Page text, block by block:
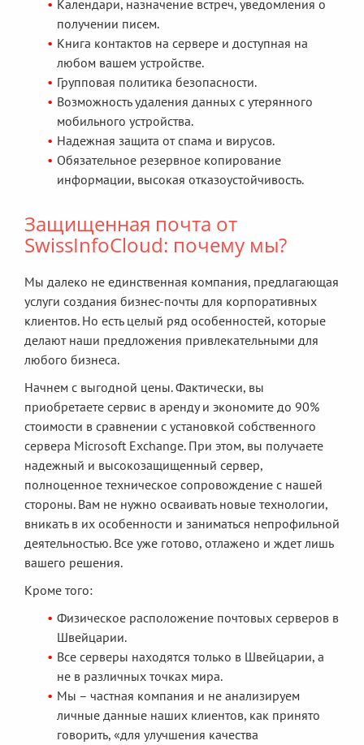
Календари, назначение встреч, уведомления о
получении писем.
Книга контактов на сервере и доступная на
любом вашем устройстве.
Групповая политика безопасности.
Возможность удаления данных с утерянного
мобильного устройства.
Надежная защита от спама и вирусов.
Обязательное резервное копирование
информации, высокая отказоустойчивость.
Защищенная почта от
SwissInfoCloud: почему мы?
Мы далеко не единственная компания, предлагающая
услуги создания бизнес-почты для корпоративных
клиентов. Но есть целый ряд особенностей, которые
делают наши предложения привлекательными для
любого бизнеса.
Начнем с выгодной цены. Фактически, вы
приобретаете сервис в аренду и экономите до 90%
стоимости в сравнении с установкой собственного
сервера Microsoft Exchange. При этом, вы получаете
надежный и высокозащищенный сервер,
полноценное техническое сопровождение с нашей
стороны. Вам не нужно осваивать новые технологии,
вникать в их особенности и заниматься непрофильной
деятельностью. Все уже готово, отлажено и ждет лишь
вашего решения.
Кроме того:
Физическое расположение почтовых серверов в
Швейцарии.
Все серверы находятся только в Швейцарии, а
не в различных точках мира.
Мы – частная компания и не анализируем
личные данные наших клиентов, как принято
говорить, «для улучшения качества